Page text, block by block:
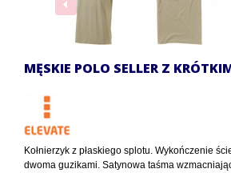
MĘSKIE POLO SELLER Z
Kołnierzyk z płaskiego splotu. Wykończenie
dwoma guzikami. Satynowa taśma